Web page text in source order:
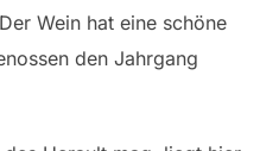
Wein hat eine schöne
den Jahrgang